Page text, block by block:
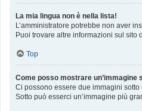
La mia lingua non è nella lista!
L’amministratore potrebbe non aver
Puoi trovare altre informazioni sul
Top
Come posso mostrare un’immagine
Ci possono essere due immagini
Sotto può esserci un’immagine più